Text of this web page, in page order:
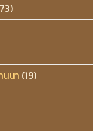
นนา (19)